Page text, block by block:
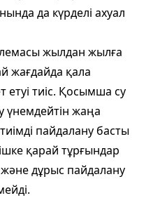
да күрделі ахуал
жылдан жылға
жағдайда қала
етуі тиіс. Қосымша су
үнемдейтін жаңа
пайдалану басты
қарай тұрғындар
дұрыс пайдалану